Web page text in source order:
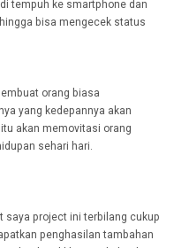
tempuh ke smartphone dan
bisa mengecek status
orang biasa
yang kedepannya akan
akan memovitasi orang
sehari hari.
saya project ini terbilang cukup
penghasilan tambahan